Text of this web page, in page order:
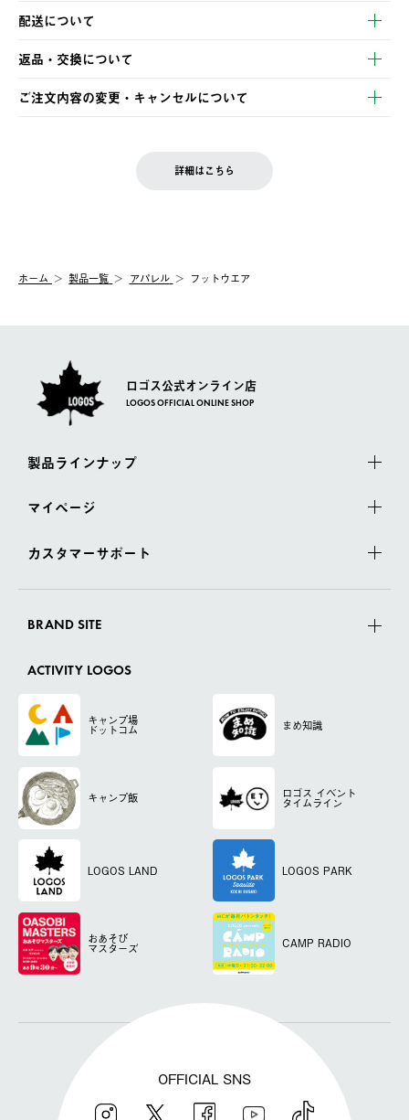
以下のいずれかの方法でお支払いいただけます。
・クレジットカード決済
・コンビニ決済
・Pay-easy決済
配送について
【発送スケジュール】
ご注文・ご入金完了より2営業日以内に商品を発送いたします。
土日祝の発送はございませんので、木曜日以降のご注文は週明け
の発送となる場合がございます。
【配送業者】
佐川急便にて配送されます。
返品・交換について
※お客様都合の場合
お客様都合の返品にかかる送料は、お客様ご負担とさせていただ
む）は受け付けておりません。
一度お手元の商品を返品いただき、ご希望商品を再注文してくだ
ご注文内容の変更・キャンセルについて
LOGOS FAMILY会員の方は、会員マイページ内 購入履歴画面に
詳細はこちら
ホーム 製品一覧 アパレル フットウエア
ロゴス公式オンライン店
LOGOS OFFICIAL ONLINE SHOP
製品ラインナップ
マイページ
カスタマーサポート
BRAND SITE
ACTIVITY LOGOS
キャンプ場
ドットコム まめ知識
キャンプ飯 ロゴス イベント
タイムライン
LOGOS LAND LOGOS PARK
おあそび
マスターズ CAMP RADIO
OFFICIAL SNS